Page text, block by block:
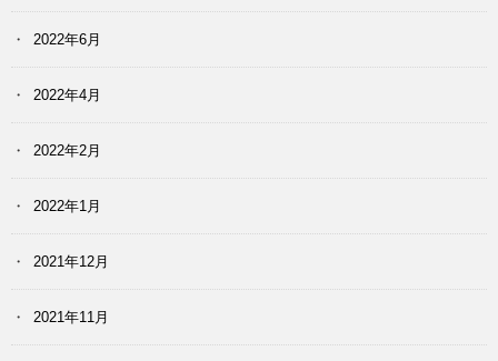
2022年6月
2022年4月
2022年2月
2022年1月
2021年12月
2021年11月